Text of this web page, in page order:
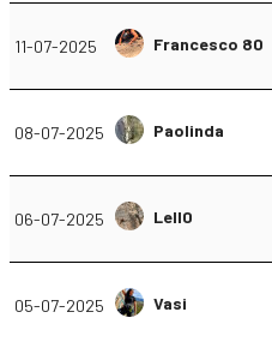
11-07-2025 Francesco 80
08-07-2025 Paolinda
06-07-2025 Lell0
05-07-2025 Vasi